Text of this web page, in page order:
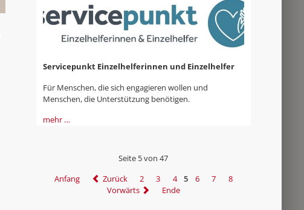
Servicepunkt Einzelhelferinnen und Einzelhelfer
Für Menschen, die sich engagieren wollen und
Menschen, die Unterstützung benötigen.
mehr …
Seite 5 von 47
Anfang
Zurück 2 3 4 5 6 7
8
Vorwärts
Ende